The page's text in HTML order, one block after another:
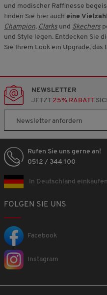
und modischer Raffinesse
finden Sie hier auch eine
Champion, Clarks und Skechers
und Style legen. Entdecken Sie
Sie Ihrem Look ein Upgrade, das
NEWSLETTER
JETZT 25% RABATT
Newsletter anfordern
Rufen Sie uns gerne an!
0512 / 344 100
In Deutschland einkaufen
FOLGEN SIE UNS
Facebook
Instagram